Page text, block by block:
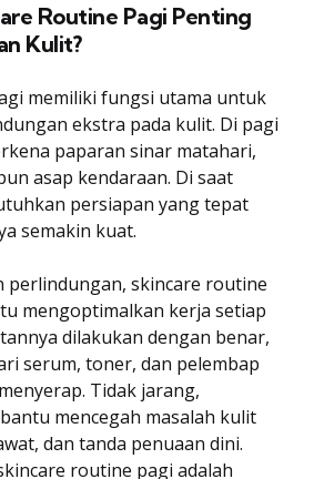
Routine Pagi Penting
Kulit?
memiliki fungsi utama untuk
ekstra pada kulit. Di pagi
paparan sinar matahari,
asap kendaraan. Di saat
persiapan yang tepat
semakin kuat.
perlindungan, skincare routine
mengoptimalkan kerja setiap
dilakukan dengan benar,
serum, toner, dan pelembap
Tidak jarang,
mencegah masalah kulit
dan tanda penuaan dini.
routine pagi adalah